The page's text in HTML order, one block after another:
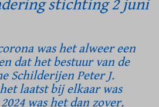
stichting 2 juni
was het alweer een
dat het bestuur van de
Schilderijen Peter J.
laatst bij elkaar was
was het dan zover.